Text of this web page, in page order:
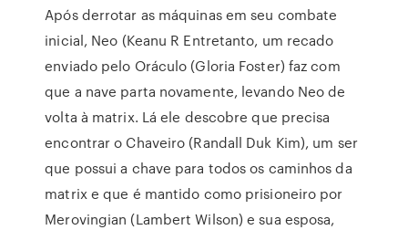
Após derrotar as máquinas em seu combate
inicial, Neo (Keanu R Entretanto, um recado
enviado pelo Oráculo (Gloria Foster) faz com
que a nave parta novamente, levando Neo de
volta à matrix. Lá ele descobre que precisa
encontrar o Chaveiro (Randall Duk Kim), um ser
que possui a chave para todos os caminhos da
matrix e que é mantido como prisioneiro por
Merovingian (Lambert Wilson) e sua esposa,